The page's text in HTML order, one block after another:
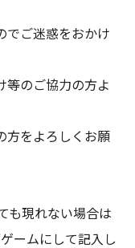
ご迷惑をおかけ
のご協力の方よ
方をよろしくお願
も現れない場合は
ームにして記入し